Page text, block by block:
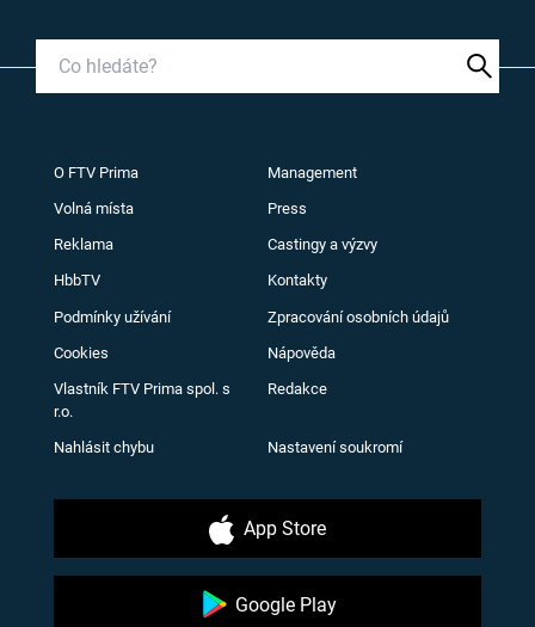
O FTV Prima Management
Volná místa Press
Reklama Castingy a výzvy
HbbTV Kontakty
Podmínky užívání Zpracování osobních údajů
Cookies Nápověda
Vlastník FTV Prima spol. s
r.o.
Redakce
Nahlásit chybu Nastavení soukromí
App Store
Google Play